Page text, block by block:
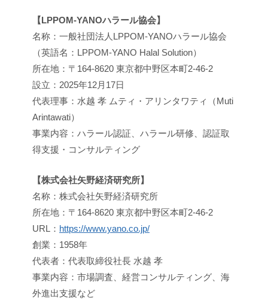
【LPPOM-YANOハラール協会】
名称：一般社団法人LPPOM-YANOハラール協会
（英語名：LPPOM-YANO Halal Solution）
所在地：〒164-8620 東京都中野区本町2-46-2
設立：2025年12月17日
代表理事：水越 孝 ムティ・アリンタワティ（Muti
Arintawati）
事業内容：ハラール認証、ハラール研修、認証取
得支援・コンサルティング
【株式会社矢野経済研究所】
名称：株式会社矢野経済研究所
所在地：〒164-8620 東京都中野区本町2-46-2
URL： https://www.yano.co.jp/
創業：1958年
代表者：代表取締役社長 水越 孝
事業内容：市場調査、経営コンサルティング、海
外進出支援など